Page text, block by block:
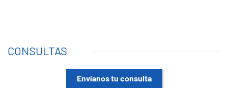
CONSULTAS
Envíanos tu consulta